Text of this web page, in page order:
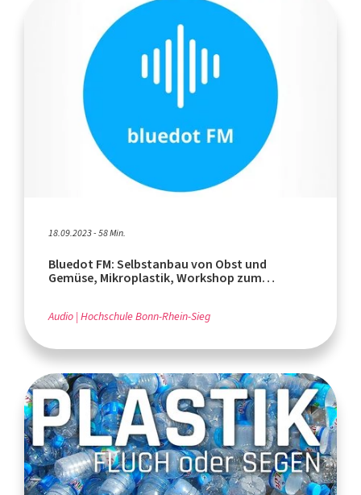
18.09.2023 - 58 Min.
Bluedot FM: Selbstanbau von Obst und
Gemüse, Mikroplastik, Workshop zum
Audio Hochschule Bonn-Rhein-Sieg